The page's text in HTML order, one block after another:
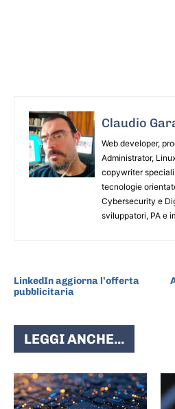
Claudio
Web developer,
Administrator,
copywriter
tecnologie
Cybersecurity e
sviluppatori, PA e
LinkedIn aggiorna l’offerta
pubblicitaria
LEGGI ANCHE...